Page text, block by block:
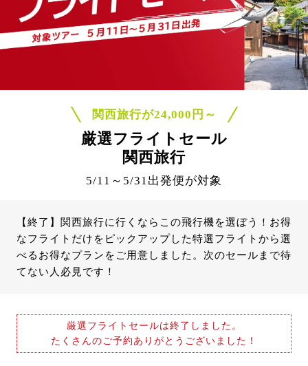
関西旅行が24,000円～
厳選フライトセール
関西旅行
5/11～5/31出発便が対象
【終了】関西旅行に行くならこの飛行機を選ぼう！お得
なフライトだけをピックアップした特選フライトから選
べるお得なプランをご用意しました。次のセールまで待
てない人必見です！
厳選フライトセールは終了しました。
たくさんのご予約ありがとうございました！